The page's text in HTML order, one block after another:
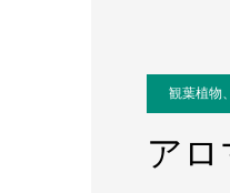
観葉植物
アロ